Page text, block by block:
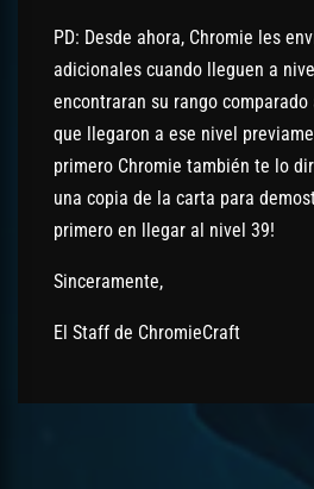
PD: Desde ahora, Chromie les
adicionales cuando lleguen a
encontraran su rango
que llegaron a ese nivel
primero Chromie también te lo
una copia de la carta para
primero en llegar al nivel 39!
Sinceramente,
El Staff de ChromieCraft